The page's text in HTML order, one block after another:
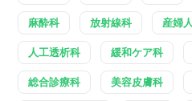
麻酔科 放射線科 産婦
人工透析科 緩和ケア科
総合診療科 美容皮膚科